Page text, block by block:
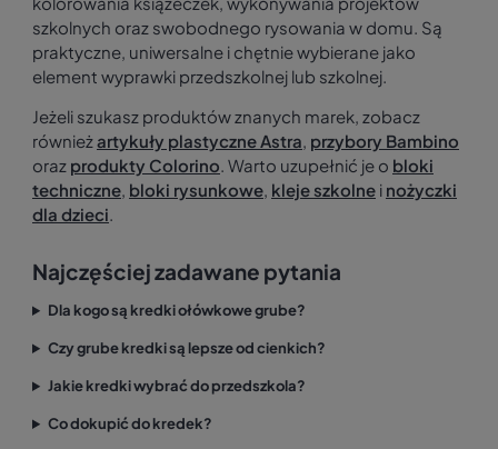
szkolnych oraz swobodnego rysowania w domu. Są
praktyczne, uniwersalne i chętnie wybierane jako
element wyprawki przedszkolnej lub szkolnej.
Jeżeli szukasz produktów znanych marek, zobacz
równieżartykuły plastyczne Astra, przybory Bambino
oraz produkty Colorino. Warto uzupełnić je o bloki
techniczne, bloki rysunkowe, kleje szkolne i nożyczki
dla dzieci.
Najczęściej zadawane pytania
Dla kogo są kredki ołówkowe grube?
Czy grube kredki są lepsze od cienkich?
Jakie kredki wybrać do przedszkola?
Co dokupić do kredek?